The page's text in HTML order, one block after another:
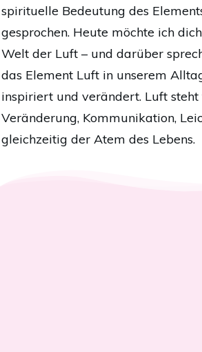
spirituelle Bedeutung des
gesprochen. Heute möchte ich
Welt der Luft – und darüber
das Element Luft in unserem
inspiriert und verändert. Luft
Veränderung, Kommunikation,
gleichzeitig der Atem des Lebens.